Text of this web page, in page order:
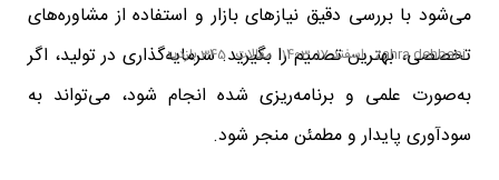
می‌شود با بررسی دقیق نیازهای بازار و استفاده از مشاوره‌های
تخصصی، بهترین تصمیم را بگیرید. سرمایه‌گذاری در تولید، اگر
به‌صورت علمی و برنامه‌ریزی شده انجام شود، می‌تواند به
سودآوری پایدار و مطمئن منجر شود.
zahra dehbani اسفند 17, 1403 مقالات 345 بازدید